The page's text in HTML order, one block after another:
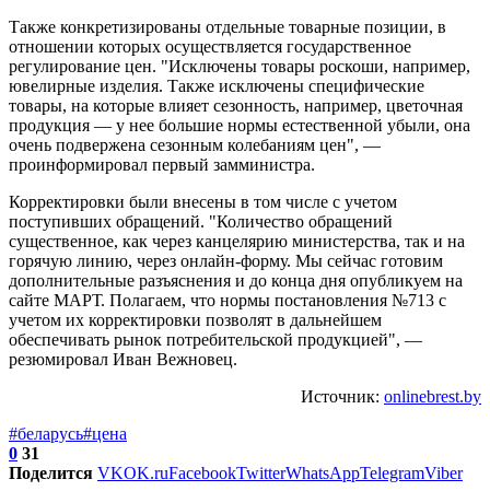
Также конкретизированы отдельные товарные позиции, в
отношении которых осуществляется государственное
регулирование цен. "Исключены товары роскоши, например,
ювелирные изделия. Также исключены специфические
товары, на которые влияет сезонность, например, цветочная
продукция — у нее большие нормы естественной убыли, она
очень подвержена сезонным колебаниям цен", —
проинформировал первый замминистра.
Корректировки были внесены в том числе с учетом
поступивших обращений. "Количество обращений
существенное, как через канцелярию министерства, так и на
горячую линию, через онлайн-форму. Мы сейчас готовим
дополнительные разъяснения и до конца дня опубликуем на
сайте МАРТ. Полагаем, что нормы постановления №713 с
учетом их корректировки позволят в дальнейшем
обеспечивать рынок потребительской продукцией", —
резюмировал Иван Вежновец.
Источник: onlinebrest.by
#беларусь#цена
0 31
Поделится VKOK.ruFacebookTwitterWhatsAppTelegramViber